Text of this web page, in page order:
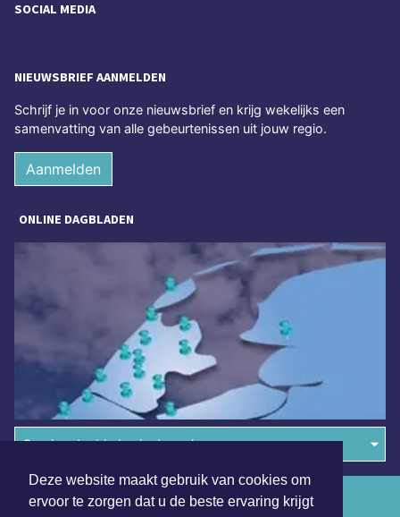
Deze website maakt gebruik van cookies om
ervoor te zorgen dat u de beste ervaring krijgt
SOCIAL MEDIA
NIEUWSBRIEF AANMELDEN
Schrijf je in voor onze nieuwsbrief en krijg wekelijks een
samenvatting van alle gebeurtenissen uit jouw regio.
Aanmelden
ONLINE DAGBLADEN
Overige dagbladen in de regio
Algemene voorwaarden